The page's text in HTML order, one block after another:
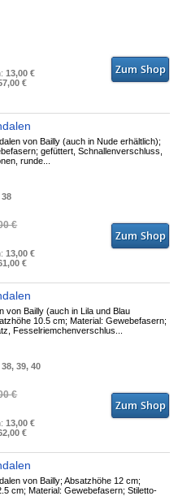
13,00 €
€
von Bailly (auch in Nude erhältlich);
gefüttert, Schnallenverschluss,
runde...
38
€
13,00 €
€
von Bailly (auch in Lila und Blau
10.5 cm; Material: Gewebefasern;
Fesselriemchenverschlus...
39, 40
€
13,00 €
€
von Bailly; Absatzhöhe 12 cm;
cm; Material: Gewebefasern; Stiletto-